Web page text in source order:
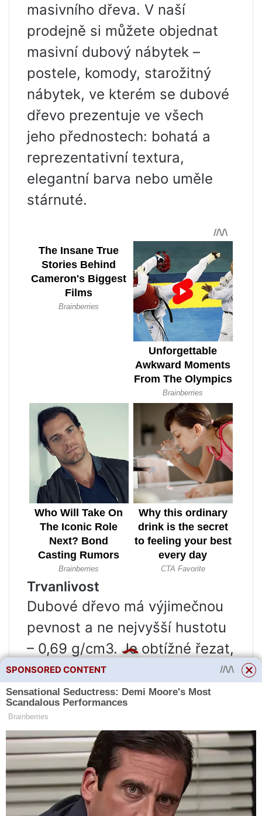
masivního dřeva. V naší
prodejně si můžete objednat
masivní dubový nábytek –
postele, komody, starožitný
nábytek, ve kterém se dubové
dřevo prezentuje ve všech
jeho přednostech: bohatá a
reprezentativní textura,
elegantní barva nebo uměle
stárnuté.
Trvanlivost
Dubové dřevo má výjimečnou
pevnost a ne nejvyšší hustotu
– 0,69 g/cm3. Je obtížné řezat,
zvláště malé řezby – dřevo se
štěpí a jeho vzorování činí
prvky nevýraznými, pokud je
zvolena špatná jednotka
dřeva. Na dubových výrobcích
jsou proto řezby často z jiného
materiálu.
SPONSORED CONTENT